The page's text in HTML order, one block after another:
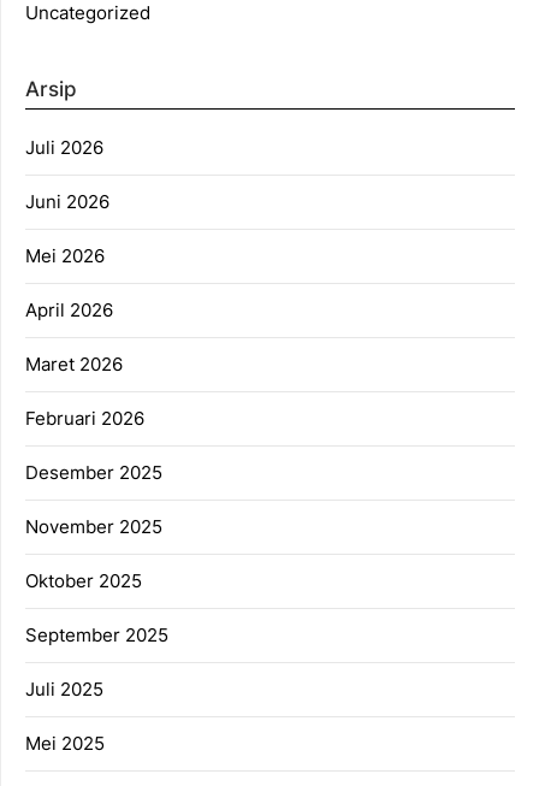
Uncategorized
Arsip
Juli 2026
Juni 2026
Mei 2026
April 2026
Maret 2026
Februari 2026
Desember 2025
November 2025
Oktober 2025
September 2025
Juli 2025
Mei 2025